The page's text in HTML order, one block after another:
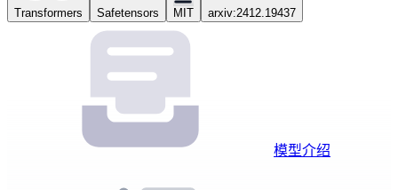
Transformers Safetensors MIT arxiv:2412.19437
模型介绍